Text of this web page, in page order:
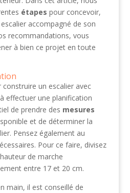
étapes pour concevoir,
accompagné de son
recommandations, vous
à bien ce projet en toute
un escalier avec
effectuer une planification
de prendre des mesures
et de déterminer la
Pensez également au
Pour ce faire, divisez
de marche
entre 17 et 20 cm.
main, il est conseillé de